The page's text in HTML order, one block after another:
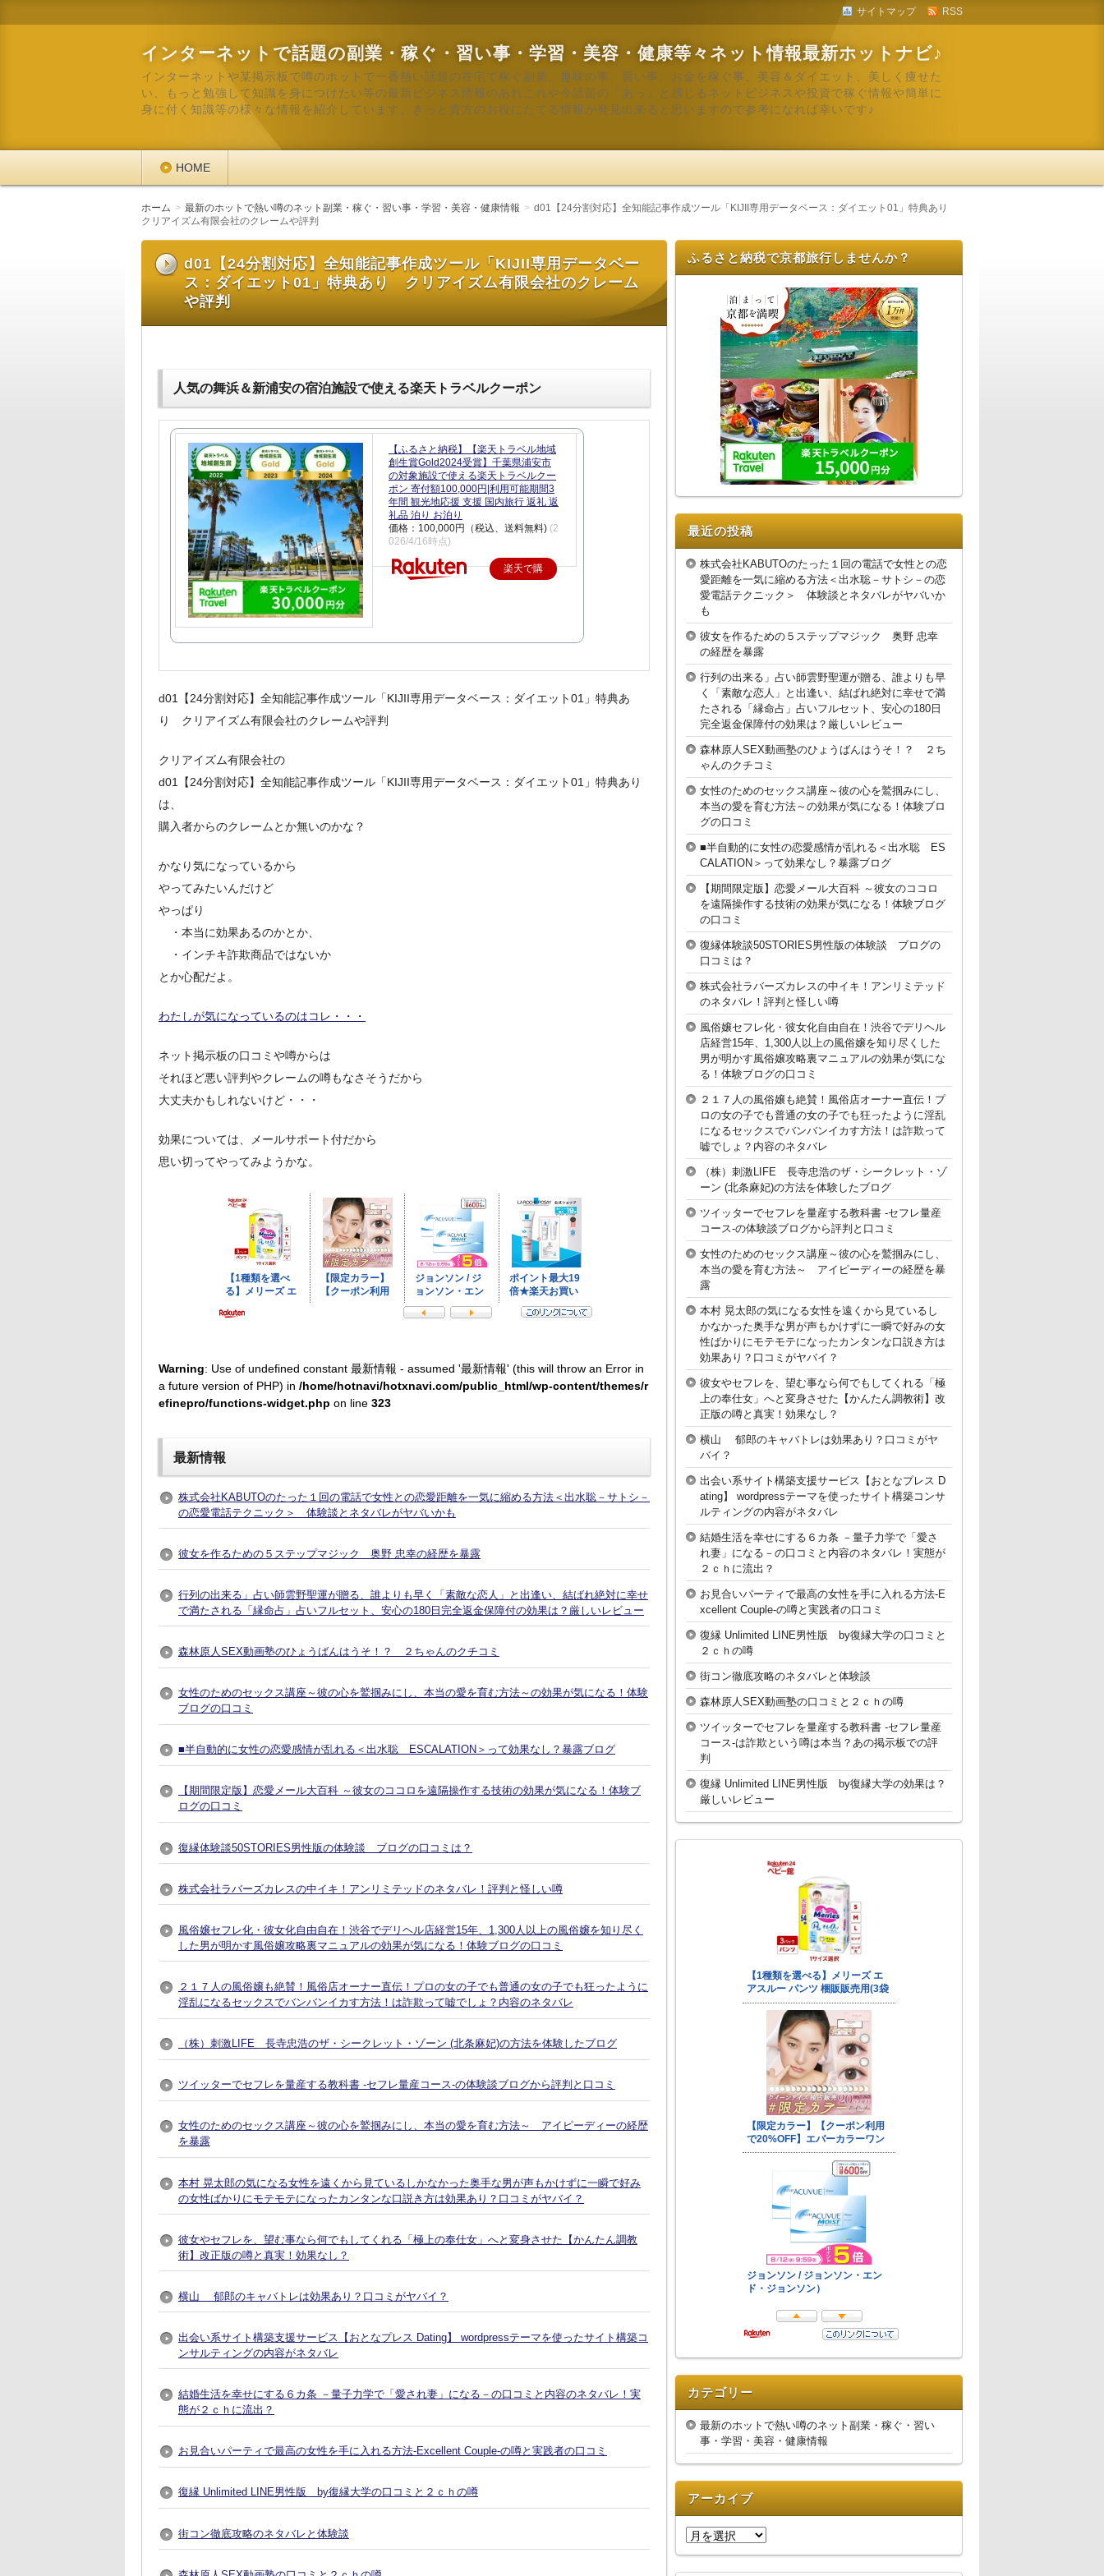
サイトマップ RSS
インターネットで話題の副業・稼ぐ・習い事・学習・美容・健康等々ネット情報最新ホットナビ♪
インターネットや某掲示板で噂のホットで一番熱い話題の在宅で稼ぐ副業、趣味の事、習い事、お金を稼ぐ事、美容＆ダイエット、美しく痩せた
い、もっと勉強して知識を身につけたい等の最新ビジネス情報のあれこれや今話題の「あっ」と感じるネットビジネスや投資で稼ぐ情報や簡単に
身に付く知識等の様々な情報を紹介しています。きっと貴方のお役にたてる情報が発見出来ると思いますので参考になれば幸いです♪
HOME
ホーム 最新のホットで熱い噂のネット副業・稼ぐ・習い事・学習・美容・健康情報
d01【24分割対応】全知能記事作成ツール「KIJII専用データベース：ダイエット01」特典あり
クリアイズム有限会社のクレームや評判
d01【24分割対応】全知能記事作成ツール「KIJII専用データベー
ス：ダイエット01」特典あり クリアイズム有限会社のクレーム
や評判
人気の舞浜＆新浦安の宿泊施設で使える楽天トラベルクーポン
【ふるさと納税】【楽天トラベル地域
創生賞Gold2024受賞】千葉県浦安市
の対象施設で使える楽天トラベルクー
ポン 寄付額100,000円|利用可能期間3
年間 観光地応援 支援 国内旅行 返礼 返
礼品 泊り お泊り
価格：100,000円（税込、送料無料) (2
026/4/16時点)
楽天で購
d01【24分割対応】全知能記事作成ツール「KIJII専用データベース：ダイエット01」特典あ
り クリアイズム有限会社のクレームや評判
クリアイズム有限会社の
d01【24分割対応】全知能記事作成ツール「KIJII専用データベース：ダイエット01」特典あり
は、
購入者からのクレームとか無いのかな？
かなり気になっているから
やってみたいんだけど
やっぱり
・本当に効果あるのかとか、
・インチキ詐欺商品ではないか
とか心配だよ。
わたしが気になっているのはコレ・・・
ネット掲示板の口コミや噂からは
それほど悪い評判やクレームの噂もなさそうだから
大丈夫かもしれないけど・・・
効果については、メールサポート付だから
思い切ってやってみようかな。
Warning: Use of undefined constant 最新情報 - assumed '最新情報' (this will throw an Error in
a future version of PHP) in /home/hotnavi/hotxnavi.com/public_html/wp-content/themes/r
efinepro/functions-widget.php on line 323
最新情報
株式会社KABUTOのたった１回の電話で女性との恋愛距離を一気に縮める方法＜出水聡－サトシ－
の恋愛電話テクニック＞ 体験談とネタバレがヤバいかも
彼女を作るための５ステップマジック 奥野 忠幸の経歴を暴露
行列の出来る」占い師雲野聖運が贈る、誰よりも早く「素敵な恋人」と出逢い、結ばれ絶対に幸せ
で満たされる「縁命占」占いフルセット、安心の180日完全返金保障付の効果は？厳しいレビュー
森林原人SEX動画塾のひょうばんはうそ！？ ２ちゃんのクチコミ
女性のためのセックス講座～彼の心を鷲掴みにし、本当の愛を育む方法～の効果が気になる！体験
ブログの口コミ
■半自動的に女性の恋愛感情が乱れる＜出水聡 ESCALATION＞って効果なし？暴露ブログ
【期間限定版】恋愛メール大百科 ～彼女のココロを遠隔操作する技術の効果が気になる！体験ブ
ログの口コミ
復縁体験談50STORIES男性版の体験談 ブログの口コミは？
株式会社ラバーズカレスの中イキ！アンリミテッドのネタバレ！評判と怪しい噂
風俗嬢セフレ化・彼女化自由自在！渋谷でデリヘル店経営15年、1,300人以上の風俗嬢を知り尽く
した男が明かす風俗嬢攻略裏マニュアルの効果が気になる！体験ブログの口コミ
２１７人の風俗嬢も絶賛！風俗店オーナー直伝！プロの女の子でも普通の女の子でも狂ったように
淫乱になるセックスでバンバンイカす方法！は詐欺って嘘でしょ？内容のネタバレ
（株）刺激LIFE 長寺忠浩のザ・シークレット・ゾーン (北条麻妃)の方法を体験したブログ
ツイッターでセフレを量産する教科書 -セフレ量産コース-の体験談ブログから評判と口コミ
女性のためのセックス講座～彼の心を鷲掴みにし、本当の愛を育む方法～ アイピーディーの経歴
を暴露
本村 晃太郎の気になる女性を遠くから見ているしかなかった奥手な男が声もかけずに一瞬で好み
の女性ばかりにモテモテになったカンタンな口説き方は効果あり？口コミがヤバイ？
彼女やセフレを、望む事なら何でもしてくれる「極上の奉仕女」へと変身させた【かんたん調教
術】改正版の噂と真実！効果なし？
横山 郁郎のキャバトレは効果あり？口コミがヤバイ？
出会い系サイト構築支援サービス【おとなプレス Dating】 wordpressテーマを使ったサイト構築コ
ンサルティングの内容がネタバレ
結婚生活を幸せにする６カ条 －量子力学で「愛され妻」になる－の口コミと内容のネタバレ！実
態が２ｃｈに流出？
お見合いパーティで最高の女性を手に入れる方法-Excellent Couple-の噂と実践者の口コミ
復縁 Unlimited LINE男性版 by復縁大学の口コミと２ｃｈの噂
街コン徹底攻略のネタバレと体験談
ふるさと納税で京都旅行しませんか？
最近の投稿
株式会社KABUTOのたった１回の電話で女性との恋
愛距離を一気に縮める方法＜出水聡－サトシ－の恋
愛電話テクニック＞ 体験談とネタバレがヤバいか
も
彼女を作るための５ステップマジック 奥野 忠幸
の経歴を暴露
行列の出来る」占い師雲野聖運が贈る、誰よりも早
く「素敵な恋人」と出逢い、結ばれ絶対に幸せで満
たされる「縁命占」占いフルセット、安心の180日
完全返金保障付の効果は？厳しいレビュー
森林原人SEX動画塾のひょうばんはうそ！？ ２ち
ゃんのクチコミ
女性のためのセックス講座～彼の心を鷲掴みにし、
本当の愛を育む方法～の効果が気になる！体験ブロ
グの口コミ
■半自動的に女性の恋愛感情が乱れる＜出水聡 ES
CALATION＞って効果なし？暴露ブログ
【期間限定版】恋愛メール大百科 ～彼女のココロ
を遠隔操作する技術の効果が気になる！体験ブログ
の口コミ
復縁体験談50STORIES男性版の体験談 ブログの
口コミは？
株式会社ラバーズカレスの中イキ！アンリミテッド
のネタバレ！評判と怪しい噂
風俗嬢セフレ化・彼女化自由自在！渋谷でデリヘル
店経営15年、1,300人以上の風俗嬢を知り尽くした
男が明かす風俗嬢攻略裏マニュアルの効果が気にな
る！体験ブログの口コミ
２１７人の風俗嬢も絶賛！風俗店オーナー直伝！プ
ロの女の子でも普通の女の子でも狂ったように淫乱
になるセックスでバンバンイカす方法！は詐欺って
嘘でしょ？内容のネタバレ
（株）刺激LIFE 長寺忠浩のザ・シークレット・ゾ
ーン (北条麻妃)の方法を体験したブログ
ツイッターでセフレを量産する教科書 -セフレ量産
コース-の体験談ブログから評判と口コミ
女性のためのセックス講座～彼の心を鷲掴みにし、
本当の愛を育む方法～ アイピーディーの経歴を暴
露
本村 晃太郎の気になる女性を遠くから見ているし
かなかった奥手な男が声もかけずに一瞬で好みの女
性ばかりにモテモテになったカンタンな口説き方は
効果あり？口コミがヤバイ？
彼女やセフレを、望む事なら何でもしてくれる「極
上の奉仕女」へと変身させた【かんたん調教術】改
正版の噂と真実！効果なし？
横山 郁郎のキャバトレは効果あり？口コミがヤ
バイ？
出会い系サイト構築支援サービス【おとなプレス D
ating】 wordpressテーマを使ったサイト構築コンサ
ルティングの内容がネタバレ
結婚生活を幸せにする６カ条 －量子力学で「愛さ
れ妻」になる－の口コミと内容のネタバレ！実態が
２ｃｈに流出？
お見合いパーティで最高の女性を手に入れる方法-E
xcellent Couple-の噂と実践者の口コミ
復縁 Unlimited LINE男性版 by復縁大学の口コミと
２ｃｈの噂
街コン徹底攻略のネタバレと体験談
森林原人SEX動画塾の口コミと２ｃｈの噂
ツイッターでセフレを量産する教科書 -セフレ量産
コース-は詐欺という噂は本当？あの掲示板での評
判
復縁 Unlimited LINE男性版 by復縁大学の効果は？
厳しいレビュー
カテゴリー
最新のホットで熱い噂のネット副業・稼ぐ・習い
事・学習・美容・健康情報
アーカイブ
ア